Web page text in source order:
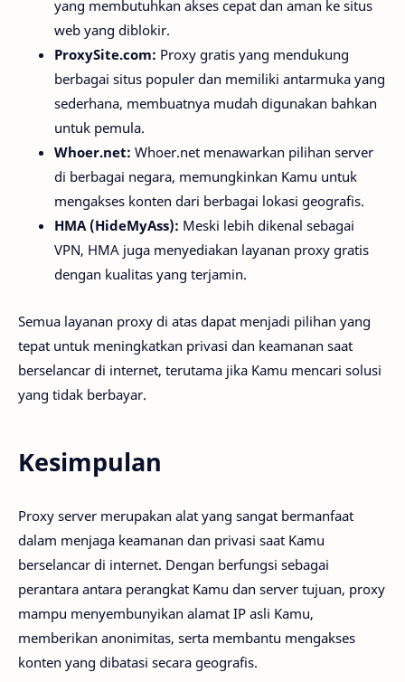
yang membutuhkan akses cepat dan aman ke situs
web yang diblokir.
ProxySite.com: Proxy gratis yang mendukung
berbagai situs populer dan memiliki antarmuka yang
sederhana, membuatnya mudah digunakan bahkan
untuk pemula.
Whoer.net: Whoer.net menawarkan pilihan server
di berbagai negara, memungkinkan Kamu untuk
mengakses konten dari berbagai lokasi geografis.
HMA (HideMyAss): Meski lebih dikenal sebagai
VPN, HMA juga menyediakan layanan proxy gratis
dengan kualitas yang terjamin.
Semua layanan proxy di atas dapat menjadi pilihan yang
tepat untuk meningkatkan privasi dan keamanan saat
berselancar di internet, terutama jika Kamu mencari solusi
yang tidak berbayar.
Kesimpulan
Proxy server merupakan alat yang sangat bermanfaat
dalam menjaga keamanan dan privasi saat Kamu
berselancar di internet. Dengan berfungsi sebagai
perantara antara perangkat Kamu dan server tujuan, proxy
mampu menyembunyikan alamat IP asli Kamu,
memberikan anonimitas, serta membantu mengakses
konten yang dibatasi secara geografis.